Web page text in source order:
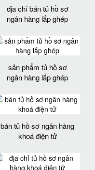
địa chỉ bán tủ hồ sơ
ngân hàng lắp ghép
sản phẩm tủ hồ sơ
ngân hàng lắp ghép
bán tủ hồ sơ ngân hàng
khoá điện tử